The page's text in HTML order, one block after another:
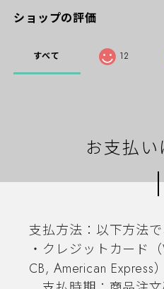
ショップの評価
すべて 12
お支払
支払方法：以下方法で
・クレジットカード
CB, American Express）